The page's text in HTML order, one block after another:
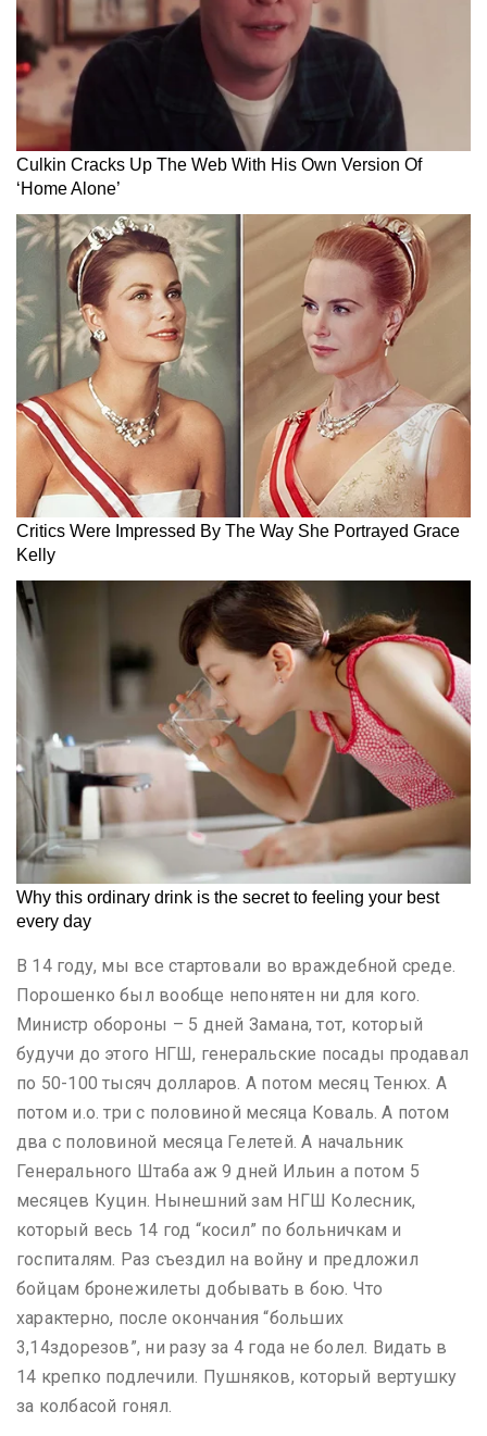
В 14 году, мы все стартовали во враждебной среде.
Порошенко был вообще непонятен ни для кого.
Министр обороны – 5 дней Замана, тот, который
будучи до этого НГШ, генеральские посады продавал
по 50-100 тысяч долларов. А потом месяц Тенюх. А
потом и.о. три с половиной месяца Коваль. А потом
два с половиной месяца Гелетей. А начальник
Генерального Штаба аж 9 дней Ильин а потом 5
месяцев Куцин. Нынешний зам НГШ Колесник,
который весь 14 год “косил” по больничкам и
госпиталям. Раз съездил на войну и предложил
бойцам бронежилеты добывать в бою. Что
характерно, после окончания “больших
3,14здорезов”, ни разу за 4 года не болел. Видать в
14 крепко подлечили. Пушняков, который вертушку
за колбасой гонял.